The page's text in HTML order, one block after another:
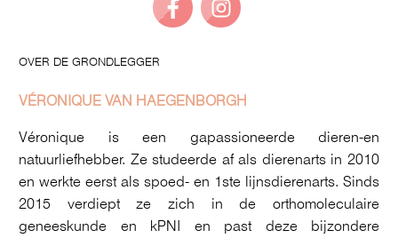
OVER DE GRONDLEGGER
VÉRONIQUE VAN HAEGENBORGH
Véronique is een gapassioneerde dieren-en
natuurliefhebber. Ze studeerde af als dierenarts in 2010
en werkte eerst als spoed- en 1ste lijnsdierenarts. Sinds
2015 verdiept ze zich in de orthomoleculaire
geneeskunde en kPNI en past deze bijzondere